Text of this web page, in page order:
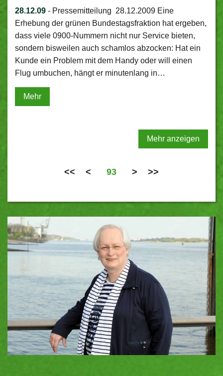
28.12.09 - Pressemitteilung 28.12.2009 Eine
Erhebung der grünen Bundestagsfraktion hat ergeben,
dass viele 0900-Nummern nicht nur Service bieten,
sondern bisweilen auch schamlos abzocken: Hat ein
Kunde ein Problem mit dem Handy oder will einen
Flug umbuchen, hängt er minutenlang in…
Mehr
Mehr anzeigen
<< < 93 > >>